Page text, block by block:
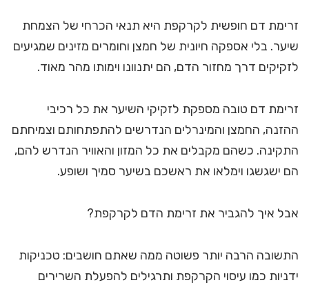
זרימת דם חופשית לקרקפת היא תנאי הכרחי של הצמחת
שיער. בלי אספקה חיונית של חמצן וחומרים מזינים שמגיעים
לזקיקים דרך מחזור הדם, הם יתנוונו וימותו מהר מאוד.
זרימת דם טובה מספקת לזקיקי השיער את כל רכיבי
ההזנה, החמצן והמינרלים הנדרשים להתפתחותם וצמיחתם
התקינה. כשהם מקבלים את כל המזון והאוויר הנדרש להם,
הם ישגשגו וימלאו את ראשכם בשיער סמיך ושופע.
אבל איך להגביר את זרימת הדם לקרקפת?
התשובה הרבה יותר פשוטה ממה שאתם חושבים: טכניקות
ידניות כמו עיסוי הקרקפת ותרגילים להפעלת השרירים